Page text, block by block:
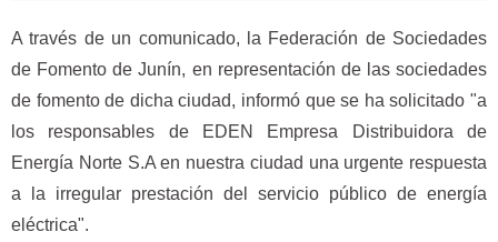
A través de un comunicado, la Federación de Sociedades
de Fomento de Junín, en representación de las sociedades
de fomento de dicha ciudad, informó que se ha solicitado "a
los responsables de EDEN Empresa Distribuidora de
Energía Norte S.A en nuestra ciudad una urgente respuesta
a la irregular prestación del servicio público de energía
eléctrica".